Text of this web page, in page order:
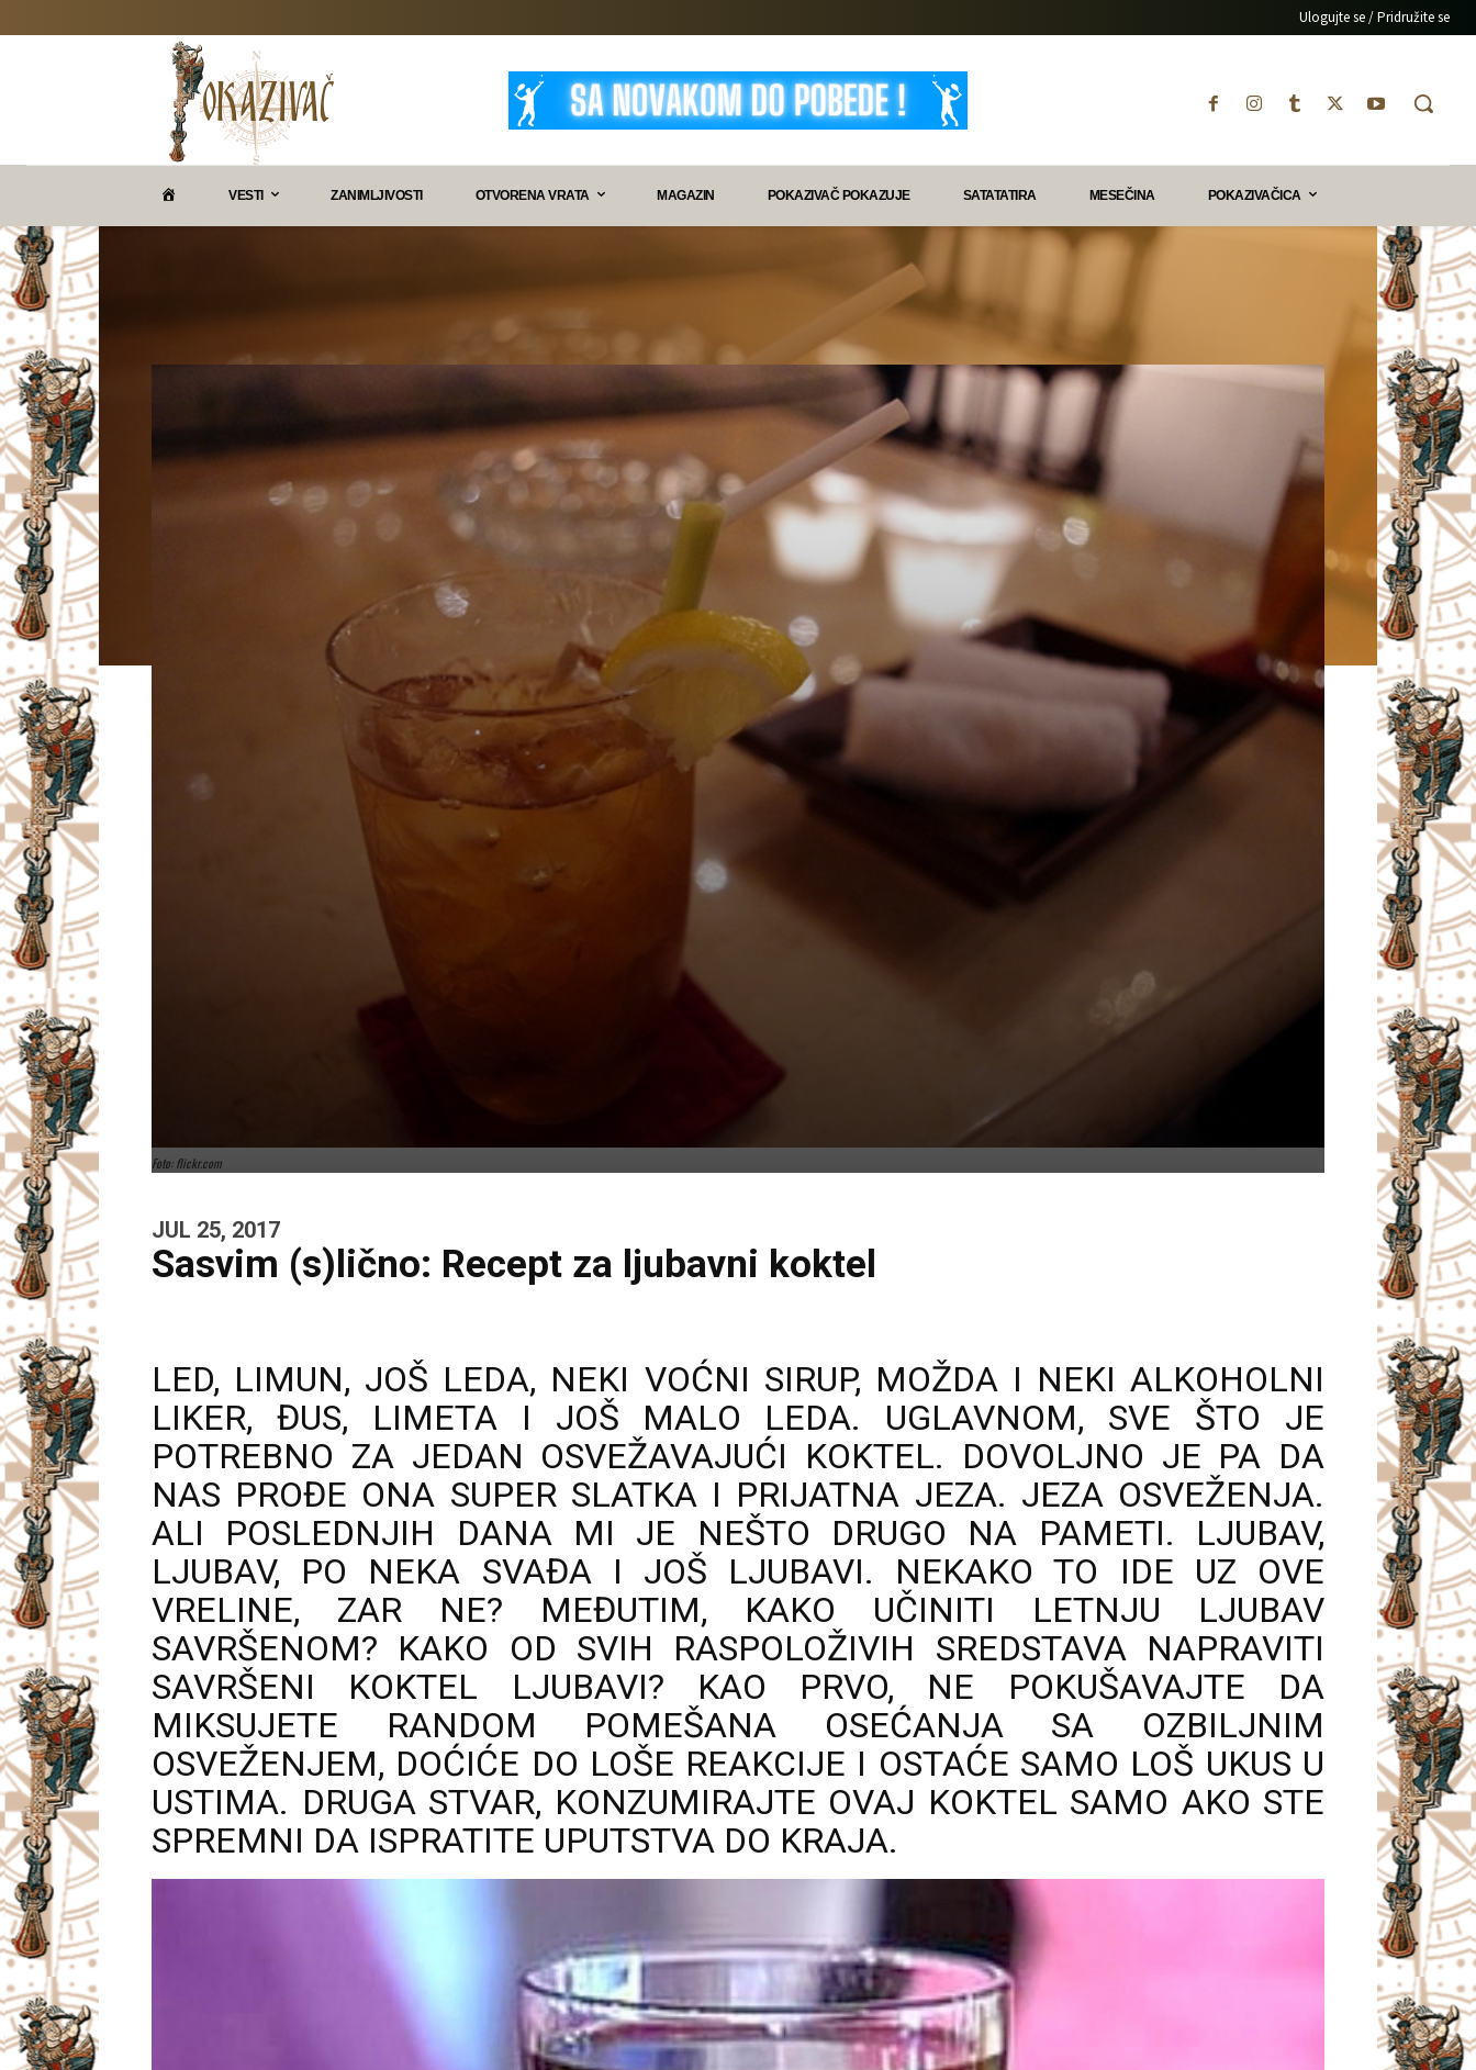
Ulogujte se / Pridružite se
VESTI ZANIMLJIVOSTI OTVORENA VRATA MAGAZIN POKAZIVAČ POKAZUJE SATATATIRA MESEČINA POKAZIVAČICA
Foto: flickr.com
JUL 25, 2017
Sasvim (s)lično: Recept za ljubavni koktel
LED, LIMUN, JOŠ LEDA, NEKI VOĆNI SIRUP, MOŽDA I NEKI ALKOHOLNI
LIKER, ĐUS, LIMETA I JOŠ MALO LEDA. UGLAVNOM, SVE ŠTO JE
POTREBNO ZA JEDAN OSVEŽAVAJUĆI KOKTEL. DOVOLJNO JE PA DA
NAS PROĐE ONA SUPER SLATKA I PRIJATNA JEZA. JEZA OSVEŽENJA.
ALI POSLEDNJIH DANA MI JE NEŠTO DRUGO NA PAMETI. LJUBAV,
LJUBAV, PO NEKA SVAĐA I JOŠ LJUBAVI. NEKAKO TO IDE UZ OVE
VRELINE, ZAR NE? MEĐUTIM, KAKO UČINITI LETNJU LJUBAV
SAVRŠENOM? KAKO OD SVIH RASPOLOŽIVIH SREDSTAVA NAPRAVITI
SAVRŠENI KOKTEL LJUBAVI? KAO PRVO, NE POKUŠAVAJTE DA
MIKSUJETE RANDOM POMEŠANA OSEĆANJA SA OZBILJNIM
OSVEŽENJEM, DOĆIĆE DO LOŠE REAKCIJE I OSTAĆE SAMO LOŠ UKUS U
USTIMA. DRUGA STVAR, KONZUMIRAJTE OVAJ KOKTEL SAMO AKO STE
SPREMNI DA ISPRATITE UPUTSTVA DO KRAJA.